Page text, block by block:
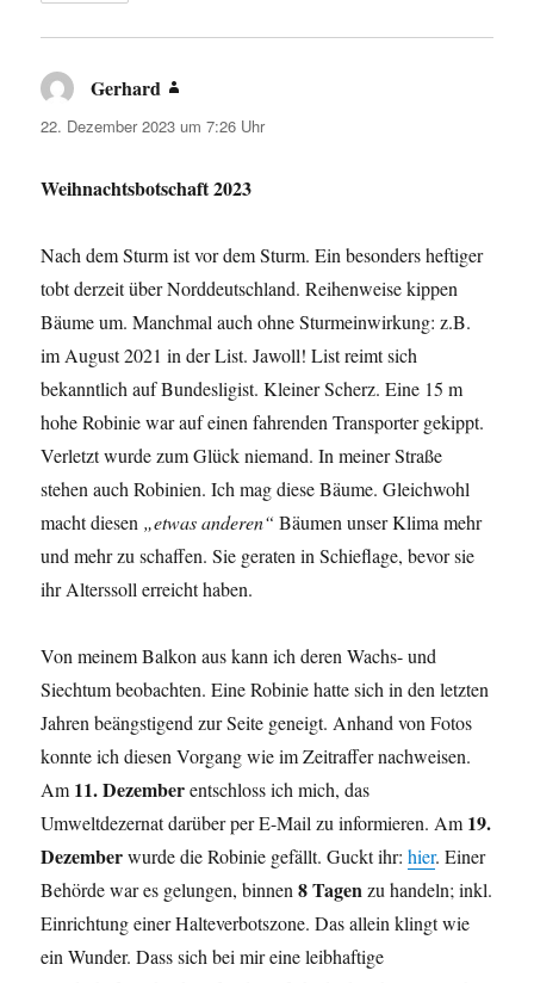
Gerhard
22. Dezember 2023 um 7:26 Uhr
Weihnachtsbotschaft 2023
Nach dem Sturm ist vor dem Sturm. Ein besonders heftiger
tobt derzeit über Norddeutschland. Reihenweise kippen
Bäume um. Manchmal auch ohne Sturmeinwirkung: z.B.
im August 2021 in der List. Jawoll! List reimt sich
bekanntlich auf Bundesligist. Kleiner Scherz. Eine 15 m
hohe Robinie war auf einen fahrenden Transporter gekippt.
Verletzt wurde zum Glück niemand. In meiner Straße
stehen auch Robinien. Ich mag diese Bäume. Gleichwohl
macht diesen „etwas anderen“ Bäumen unser Klima mehr
und mehr zu schaffen. Sie geraten in Schieflage, bevor sie
ihr Alterssoll erreicht haben.
Von meinem Balkon aus kann ich deren Wachs- und
Siechtum beobachten. Eine Robinie hatte sich in den letzten
Jahren beängstigend zur Seite geneigt. Anhand von Fotos
konnte ich diesen Vorgang wie im Zeitraffer nachweisen.
Am 11. Dezemberentschloss ich mich, das
Umweltdezernat darüber per E-Mail zu informieren. Am 19.
Dezemberwurde die Robinie gefällt. Guckt ihr:hier. Einer
Behörde war es gelungen, binnen8 Tagenzu handeln; inkl.
Einrichtung einer Halteverbotszone. Das allein klingt wie
ein Wunder. Dass sich bei mir eine leibhaftige